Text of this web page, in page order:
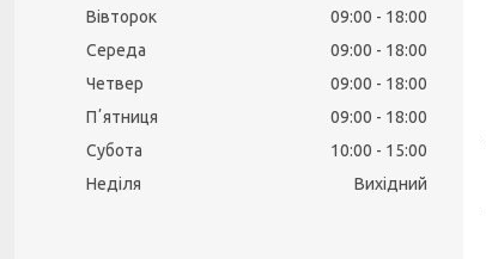
Вівторок
09:00
18:00
Середа
09:00
18:00
Четвер
09:00
18:00
Пʼятниця
09:00
18:00
Субота
10:00
15:00
Неділя
Вихідний